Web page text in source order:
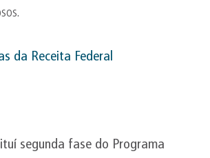
da Receita Federal
segunda fase do Programa